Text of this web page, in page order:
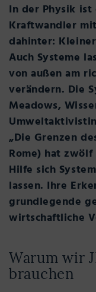
In der Physik ist
Kraftwandler
dahinter:
Auch Systeme
von außen am
verändern. Die
Meadows,
„Die Grenzen
Rome) hat
Hilfe sich
lassen. Ihre
grundlegende
wirtschaftliche
Warum wir
brauchen